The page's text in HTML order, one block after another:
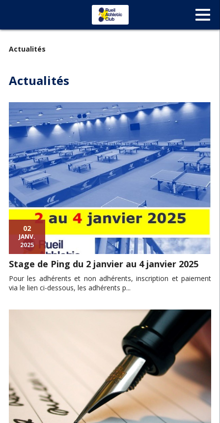
Actualités
Actualités
02
JANV.
2025
Stage de Ping du 2 janvier au 4 janvier 2025
Pour les adhérents et non adhérents, inscription et paiement
via le lien ci-dessous, les adhérents p...